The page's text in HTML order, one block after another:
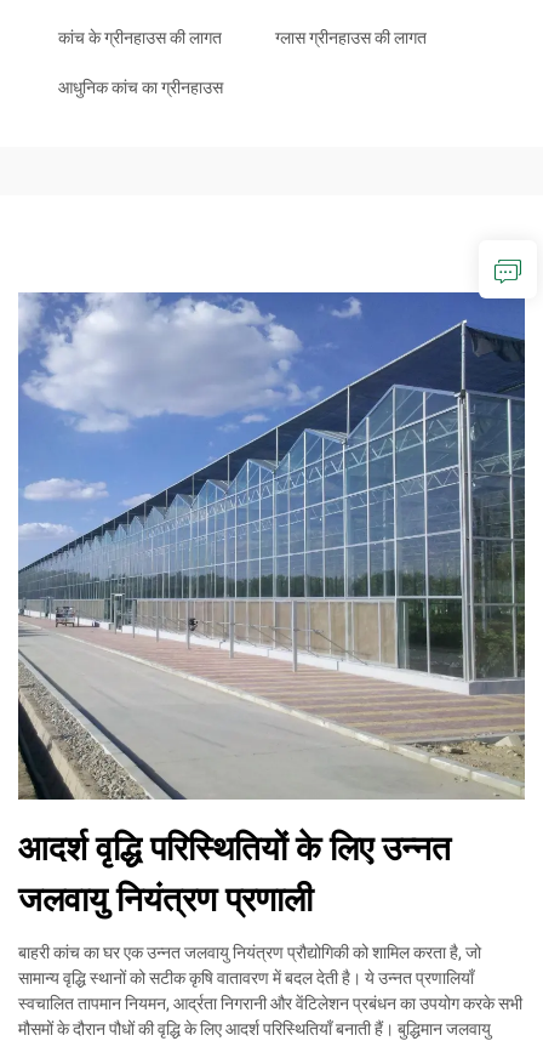
कांच के ग्रीनहाउस की लागत ग्लास ग्रीनहाउस की लागत
आधुनिक कांच का ग्रीनहाउस
आदर्श वृद्धि परिस्थितियों के लिए उन्नत
जलवायु नियंत्रण प्रणाली
बाहरी कांच का घर एक उन्नत जलवायु नियंत्रण प्रौद्योगिकी को शामिल करता है, जो
सामान्य वृद्धि स्थानों को सटीक कृषि वातावरण में बदल देती है। ये उन्नत प्रणालियाँ
स्वचालित तापमान नियमन, आर्द्रता निगरानी और वेंटिलेशन प्रबंधन का उपयोग करके सभी
मौसमों के दौरान पौधों की वृद्धि के लिए आदर्श परिस्थितियाँ बनाती हैं। बुद्धिमान जलवायु